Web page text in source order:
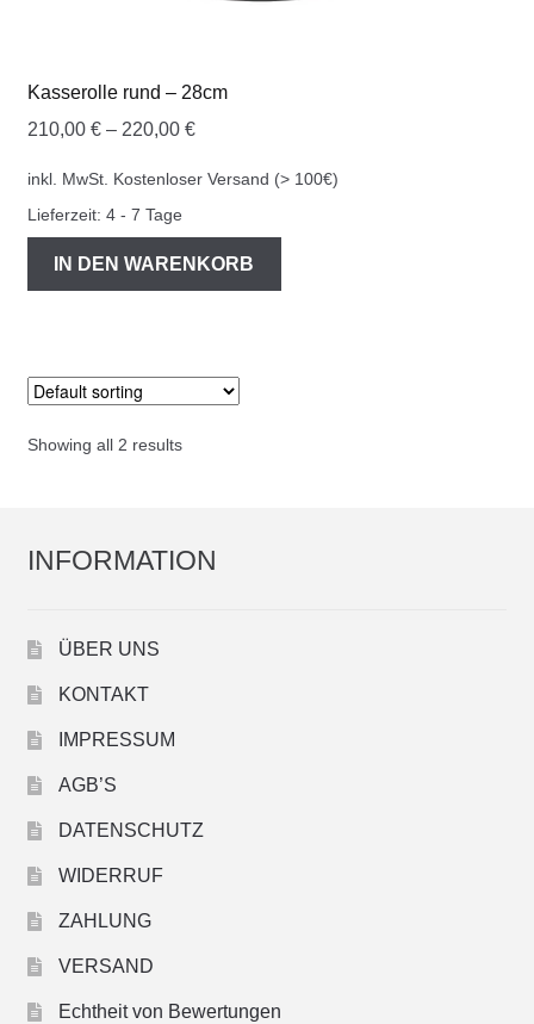
Kasserolle rund – 28cm
210,00 €– 220,00 €
inkl. MwSt. Kostenloser Versand (> 100€)
Lieferzeit: 4 - 7 Tage
IN DEN WARENKORB
Showing all 2 results
INFORMATION
ÜBER UNS
KONTAKT
IMPRESSUM
AGB’S
DATENSCHUTZ
WIDERRUF
ZAHLUNG
VERSAND
Echtheit von Bewertungen